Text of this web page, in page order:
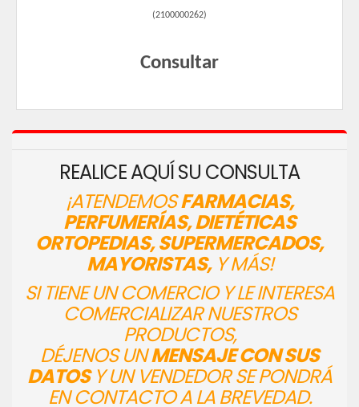
(2100000262)
Consultar
REALICE AQUÍ SU CONSULTA
¡ATENDEMOSFARMACIAS,
PERFUMERÍAS, DIETÉTICAS
ORTOPEDIAS, SUPERMERCADOS,
MAYORISTAS,Y MÁS!
SI TIENE UN COMERCIO Y LE INTERESA
COMERCIALIZAR NUESTROS
PRODUCTOS,
DÉJENOS UNMENSAJE CON SUS
DATOSY UN VENDEDOR SE PONDRÁ
EN CONTACTO A LA BREVEDAD.